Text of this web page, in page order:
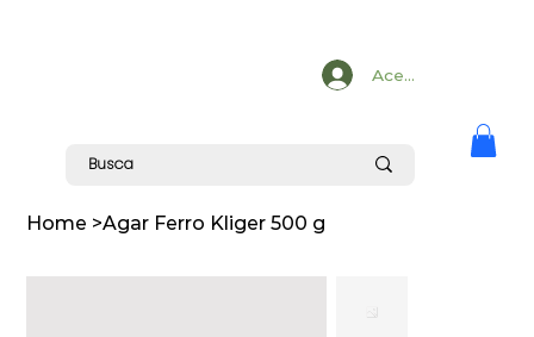
Acesse
Home >Agar Ferro Kliger 500 g